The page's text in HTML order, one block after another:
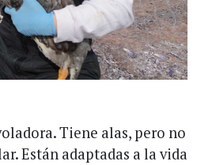
Tiene alas, pero no
Están adaptadas a la vida